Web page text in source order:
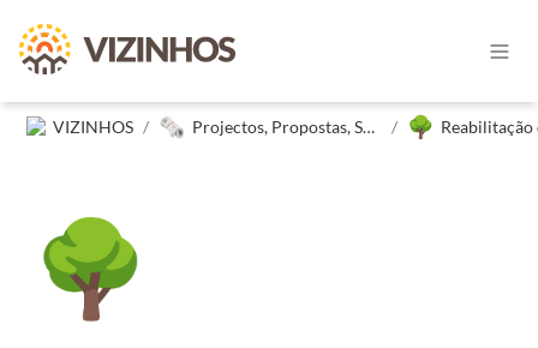
VIZINHOS / 🗞️ Projectos, Propostas, Subscrições, Estudos e Petições dos Vizinhos / 🌳
🌳